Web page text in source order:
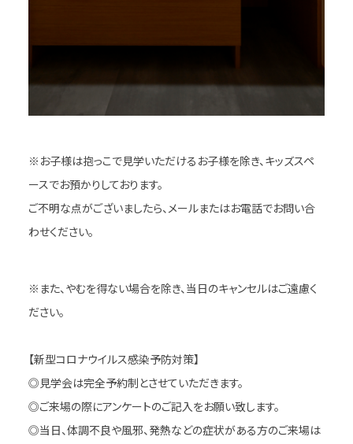
※お子様は抱っこで見学いただけるお子様を除き、キッズスペ
ースでお預かりしております。
ご不明な点がございましたら、メールまたはお電話でお問い合
わせください。
※また、やむを得ない場合を除き、当日のキャンセルはご遠慮く
ださい。
【新型コロナウイルス感染予防対策】
◎見学会は完全予約制とさせていただきます。
◎ご来場の際にアンケートのご記入をお願い致します。
◎当日、体調不良や風邪、発熱などの症状がある方のご来場は